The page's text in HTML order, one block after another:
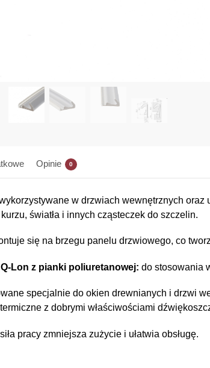
Opinie 0
w drzwiach wewnętrznych
światła i innych cząsteczek do szczelin.
się na brzegu panelu drzwiowego, co
Lon z pianki poliuretanowej: do stosowania
specjalnie do okien drewnianych i drzwi
z dobrymi właściwościami
pracy zmniejsza zużycie i ułatwia obsługę.